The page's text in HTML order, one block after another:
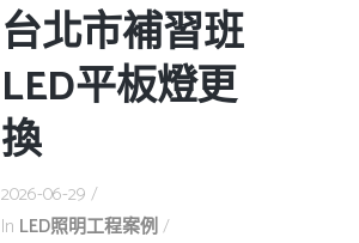
台北市補習班
LED平板燈更
換
2026-06-29
In LED照明工程案例